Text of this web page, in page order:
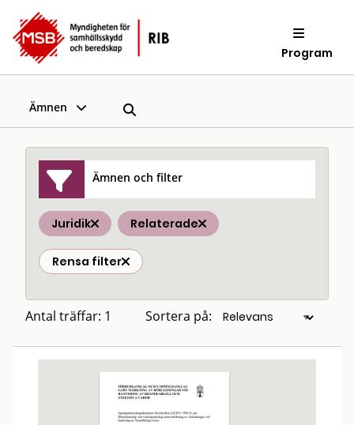
Program
Ämnen
Ämnen och filter
Juridik Relaterade
Rensa filter
Antal träffar: 1 Sortera på: